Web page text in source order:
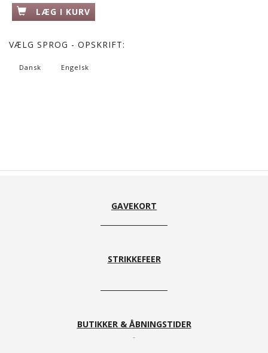
LÆG I KURV
VÆLG SPROG - OPSKRIFT:
Dansk Engelsk
GAVEKORT
STRIKKEFEER
BUTIKKER & ÅBNINGSTIDER